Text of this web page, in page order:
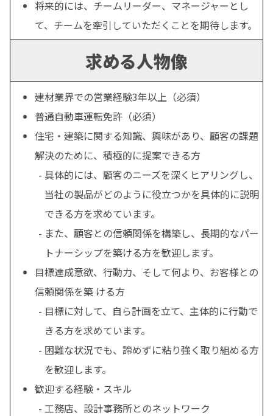
将来的には、チームリーダー、マネージャーとし
て、チームを牽引していただくことを期待します。
求める人物像
建材業界での営業経験3年以上（必須）
普通自動車運転免許（必須）
住宅・建築に関する知識、興味があり、顧客の課題
解決のために、積極的に提案できる方
具体的には、顧客のニーズを深くヒアリングし、
当社の製品がどのように役立つかを具体的に説明
できる方を求めています。
また、顧客との信頼関係を構築し、長期的なパー
トナーシップを築ける方を歓迎します。
目標達成意欲、行動力、そして何より、お客様との
信頼関係を築 ける方
目標に対して、自ら計画を立て、主体的に行動で
きる方を求めています。
困難な状況でも、諦めずに粘り強く取り組める方
を歓迎します。
歓迎する経験・スキル
工務店、設計事務所とのネットワーク